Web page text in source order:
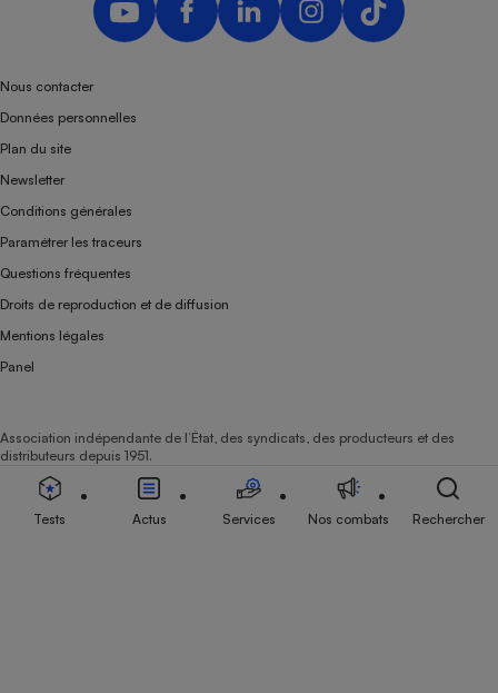
Nous contacter
Données personnelles
Plan du site
Newsletter
Conditions générales
Paramétrer les traceurs
Questions fréquentes
Droits de reproduction et de diffusion
Mentions légales
Panel
Association indépendante de l’État, des syndicats, des producteurs et des
distributeurs depuis 1951.
Tests Actus Services Nos combats Rechercher